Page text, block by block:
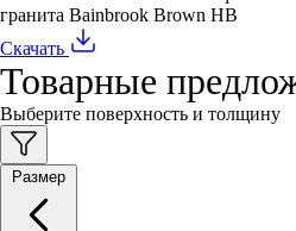
гранита Bainbrook Brown HB
Скачать
Товарные
Выберите поверхность и толщину